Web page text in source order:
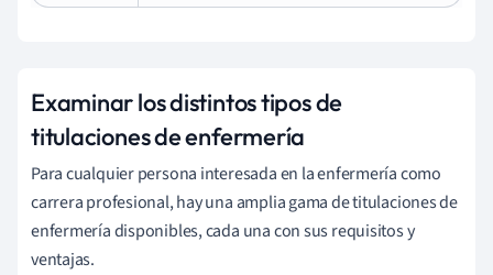
Examinar los distintos tipos de
titulaciones de enfermería
Para cualquier persona interesada en la enfermería como
carrera profesional, hay una amplia gama de titulaciones de
enfermería disponibles, cada una con sus requisitos y
ventajas.